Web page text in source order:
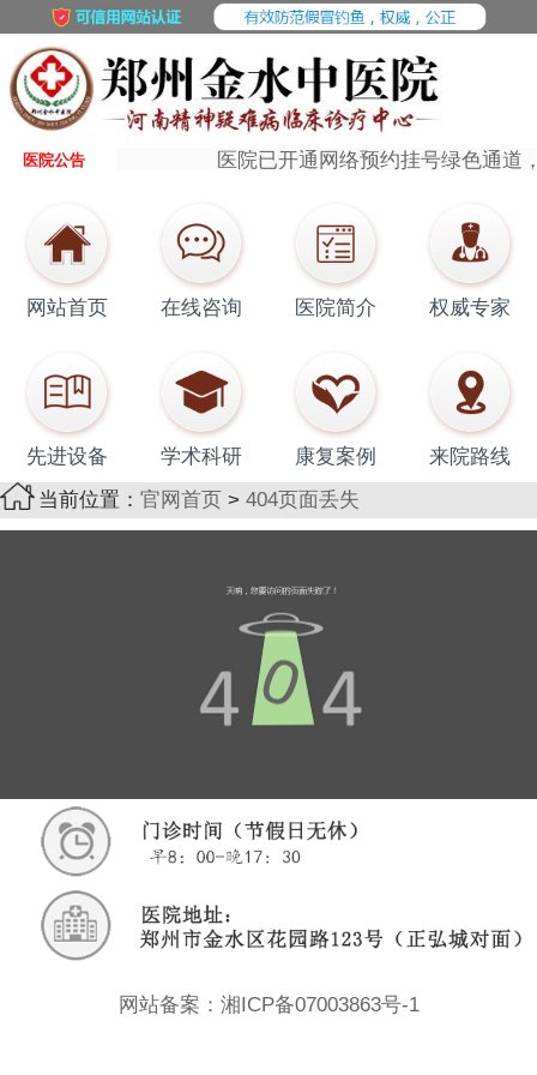
医院公告 医院已开通网络预约挂号绿色通道
网站首页 在线咨询 医院简介 权威专家
先进设备 学术科研 康复案例
来院路线
当前位置： 官网首页> 404页面丢失
网站备案：湘ICP备07003863号-1